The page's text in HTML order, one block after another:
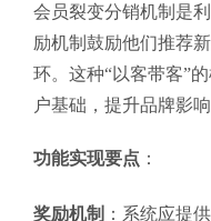
会员裂变分销机制是
励机制鼓励他们推荐
环。这种“以客带客”
户基础，提升品牌影响
功能实现要点 ：
奖励机制 ：系统应提